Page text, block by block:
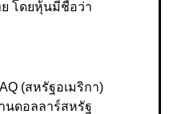
โดยหุ้นมีชื่อว่า
(สหรัฐอเมริกา)
นดอลลาร์สหรัฐ